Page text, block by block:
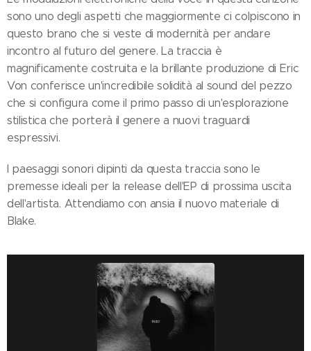
sono uno degli aspetti che maggiormente ci colpiscono in
questo brano che si veste di modernità per andare
incontro al futuro del genere. La traccia è
magnificamente costruita e la brillante produzione di Eric
Von conferisce un'incredibile solidità al sound del pezzo
che si configura come il primo passo di un'esplorazione
stilistica che porterà il genere a nuovi traguardi
espressivi.
I paesaggi sonori dipinti da questa traccia sono le
premesse ideali per la release dell'EP di prossima uscita
dell'artista. Attendiamo con ansia il nuovo materiale di
Blake.